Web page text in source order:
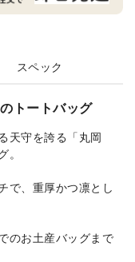
スペック
トートバッグ
天守を誇る「丸岡
で、重厚かつ凛とし
のお土産バッグまで